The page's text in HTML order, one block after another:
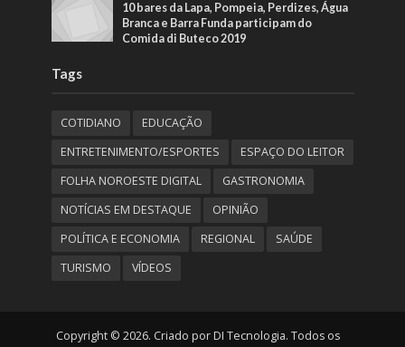
10 bares da Lapa, Pompeia, Perdizes, Água
Branca e Barra Funda participam do
Comida di Buteco 2019
Tags
COTIDIANO
EDUCAÇÃO
ENTRETENIMENTO/ESPORTES
ESPAÇO DO LEITOR
FOLHA NOROESTE DIGITAL
GASTRONOMIA
NOTÍCIAS EM DESTAQUE
OPINIÃO
POLÍTICA E ECONOMIA
REGIONAL
SAÚDE
TURISMO
VÍDEOS
Copyright © 2026. Criado por DI Tecnologia. Todos os